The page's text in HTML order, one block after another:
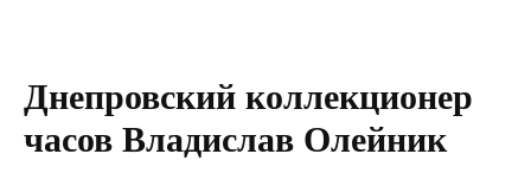
Днепровский коллекционер
часов Владислав Олейник